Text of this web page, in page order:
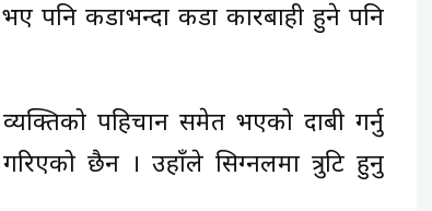
पनि कडाभन्दा कडा कारबाही हुने पनि
पहिचान समेत भएको दाबी गर्नु
छैन । उहाँले सिग्नलमा त्रुटि हुनु